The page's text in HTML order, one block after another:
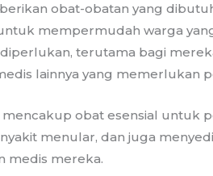
obat-obatan yang
mempermudah warga
terutama bagi
lainnya yang memerlukan
obat esensial untuk
menular, dan juga
medis mereka.